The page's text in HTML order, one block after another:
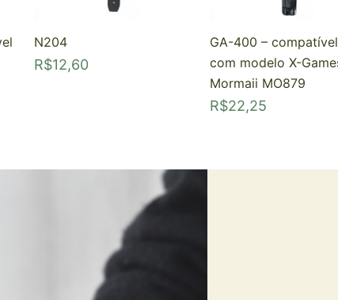
N204
R$12,60
GA-400 – compatível
com modelo X-
Mormaii MO879
R$22,25